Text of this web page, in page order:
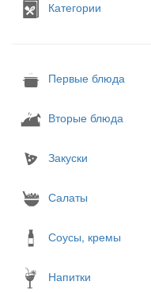
Категории
Первые блюда
Вторые блюда
Закуски
Салаты
Соусы, кремы
Напитки